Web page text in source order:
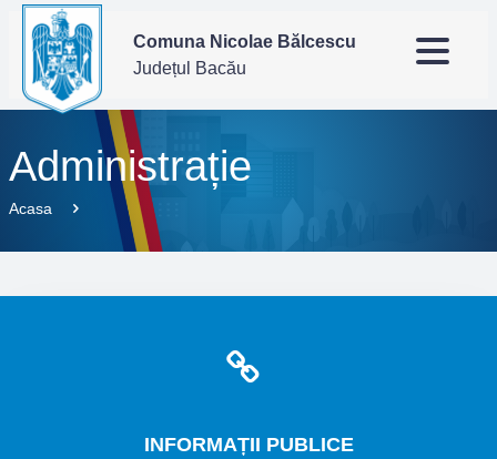
Comuna Nicolae Bălcescu
Județul Bacău
Administrație
Acasa
INFORMAȚII PUBLICE